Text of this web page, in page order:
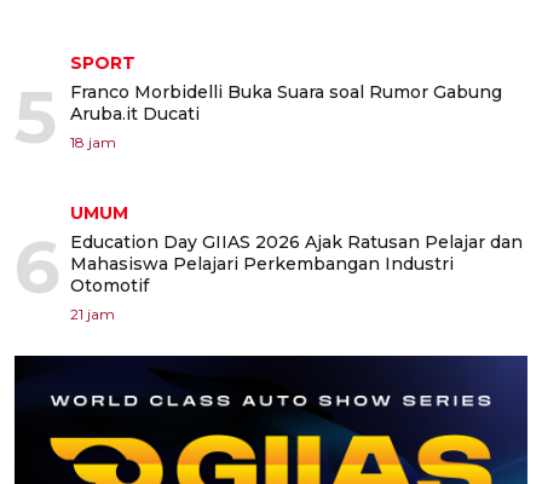
5
SPORT
Franco Morbidelli Buka Suara soal Rumor Gabung
Aruba.it Ducati
18 jam
6
UMUM
Education Day GIIAS 2026 Ajak Ratusan Pelajar dan
Mahasiswa Pelajari Perkembangan Industri
Otomotif
21 jam